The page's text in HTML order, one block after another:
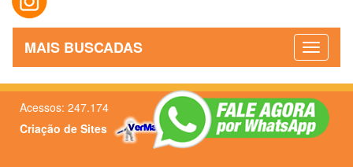
MAIS BUSCADAS
Acessos: 247.174
Criação de Sites
–Admin